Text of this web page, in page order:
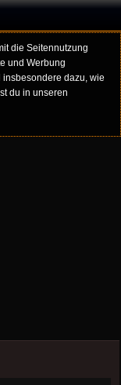
die Seitennutzung
und Werbung
dazu, wie
du in unseren